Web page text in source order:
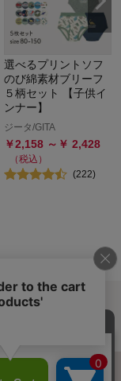
選べるプリントソフ
のび綿素材ブリーフ
５柄セット 【子供イ
ンナー】
ジータ/GITA
￥2,158 ～￥ 2,428
（税込）
(222)